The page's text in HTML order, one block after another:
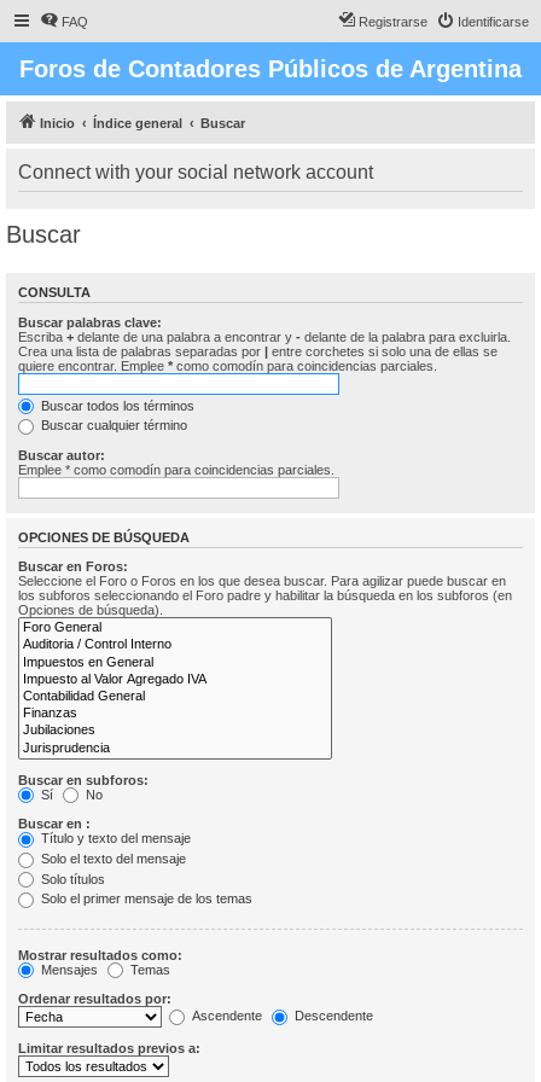
FAQ Identificarse
Registrarse
Foros de Contadores Públicos de Argentina
Inicio Índice general Buscar
Connect with your social network account
Buscar
CONSULTA
Buscar palabras clave:
Escriba + delante de una palabra a encontrar y - delante de la palabra para excluirla.
Crea una lista de palabras separadas por | entre corchetes si solo una de ellas se
quiere encontrar. Emplee * como comodín para coincidencias parciales.
Buscar todos los términos
Buscar cualquier término
Buscar autor:
Emplee * como comodín para coincidencias parciales.
OPCIONES DE BÚSQUEDA
Buscar en Foros:
Seleccione el Foro o Foros en los que desea buscar. Para agilizar puede buscar en
los subforos seleccionando el Foro padre y habilitar la búsqueda en los subforos (en
Opciones de búsqueda).
Buscar en subforos:
Sí
No
Buscar en :
Título y texto del mensaje
Solo el texto del mensaje
Solo títulos
Solo el primer mensaje de los temas
Mostrar resultados como:
Mensajes
Temas
Ordenar resultados por:
Ascendente
Descendente
Limitar resultados previos a: